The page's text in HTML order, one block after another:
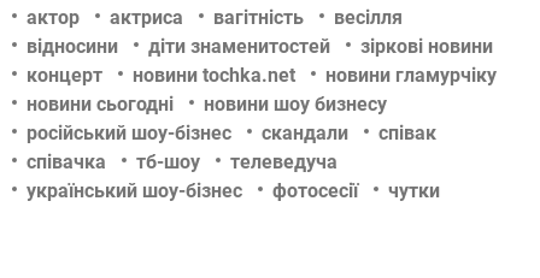
актор
актриса вагітність
весілля
відносини
діти знаменитостей
зіркові новини
концерт
новини tochka.net
новини гламурчіку
новини сьогодні
новини шоу бизнесу
російський шоу-бізнес
скандали
співак
співачка
тб-шоу
телеведуча
український шоу-бізнес
фотосесії чутки